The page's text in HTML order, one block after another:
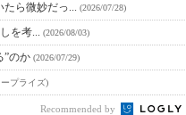
ら微妙だっ... (2026/07/28)
を考... (2026/08/03)
”のか (2026/07/29)
プライズ)
Recommended by